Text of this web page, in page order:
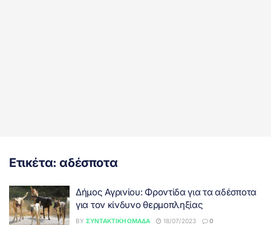
Ετικέτα:αδέσποτα
Δήμος Αγρινίου: Φροντίδα για τα αδέσποτα
για τον κίνδυνο θερμοπληξίας
BY ΣΥΝΤΑΚΤΙΚΉ ΟΜΆΔΑ 18/07/2023 0